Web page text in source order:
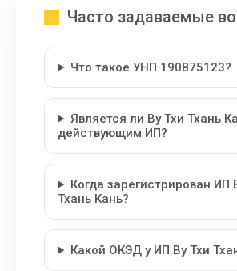
Часто задаваемые
Что такое УНП 190875123?
Является ли Ву Тхи Тхань
действующим ИП?
Когда зарегистрирован ИП
Тхань Кань?
Какой ОКЭД у ИП Ву Тхи